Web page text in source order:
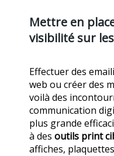
Mettre en
visibilité sur
Effectuer des
web ou créer des
voilà des
communication
plus grande
à des outils print
affiches,